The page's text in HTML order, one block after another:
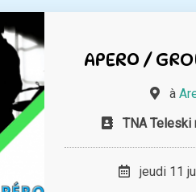
APERO /
à
TNA Teleski
jeudi 11